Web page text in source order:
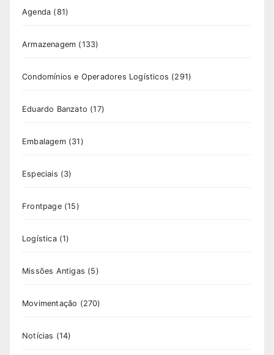
Agenda (81)
Armazenagem (133)
Condomínios e Operadores Logísticos (291)
Eduardo Banzato (17)
Embalagem(31)
Especiais (3)
Frontpage(15)
Logística(1)
Missões Antigas (5)
Movimentação (270)
Notícias (14)